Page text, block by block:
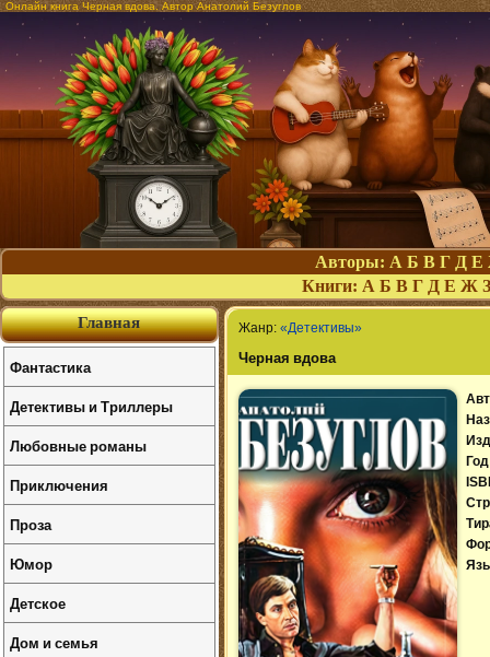
Онлайн книга Черная вдова. Автор Анатолий Безуглов
Авторы: А Б В Г Д Е
Книги: А Б В Г Д Е Ж З
Жанр: «Детективы»
Черная вдова
Главная
Фантастика
Детективы и Триллеры
Любовные романы
Приключения
Проза
Юмор
Детское
Дом и семья